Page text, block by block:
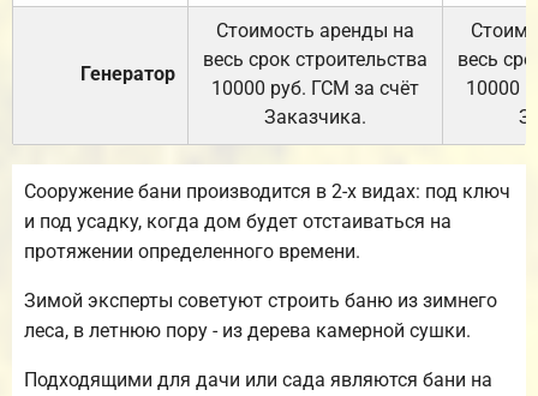
Генератор
Стоимость аренды на
весь срок строительства
10000 руб. ГСМ за счёт
Заказчика.
весь
10000
Сооружение бани производится в 2-х видах: под ключ
и под усадку, когда дом будет отстаиваться на
протяжении определенного времени.
Зимой эксперты советуют строить баню из зимнего
леса, в летнюю пору - из дерева камерной сушки.
Подходящими для дачи или сада являются бани на